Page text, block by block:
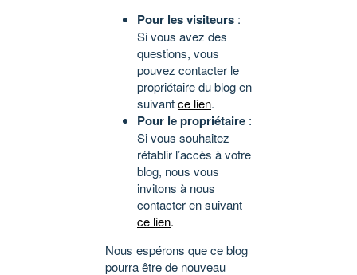
Pour les visiteurs :
Si vous avez des
questions, vous
pouvez contacter le
propriétaire du blog en
suivantce lien.
Pour le propriétaire :
Si vous souhaitez
rétablir l’accès à votre
blog, nous vous
invitons à nous
contacter en suivant
ce lien.
Nous espérons que ce blog
pourra être de nouveau